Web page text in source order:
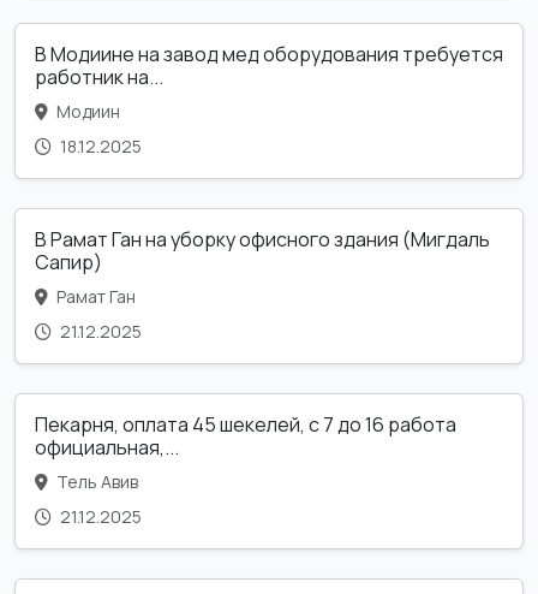
В Модиине на завод мед оборудования требуется
работник на...
Модиин
18.12.2025
В Рамат Ган на уборку офисного здания (Мигдаль
Сапир)
Рамат Ган
21.12.2025
Пекарня, оплата 45 шекелей, с 7 до 16 работа
официальная,...
Тель Авив
21.12.2025